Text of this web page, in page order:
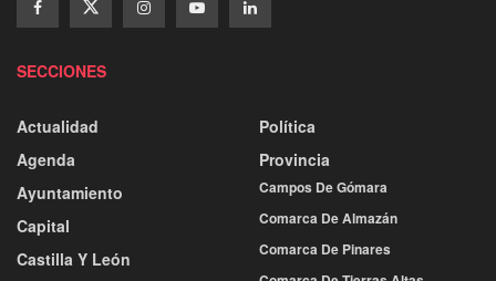
SECCIONES
Actualidad
Agenda
Ayuntamiento
Capital
Castilla Y León
Política
Provincia
Campos De Gómara
Comarca De Almazán
Comarca De Pinares